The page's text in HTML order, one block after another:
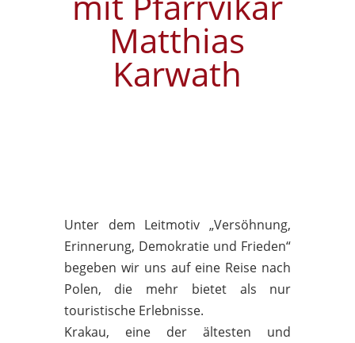
Matthias
Karwath
Unter dem Leitmotiv „Versöhnung,
Erinnerung, Demokratie und Frieden“
begeben wir uns auf eine Reise nach
Polen, die mehr bietet als nur
touristische Erlebnisse.
Krakau, eine der ältesten und